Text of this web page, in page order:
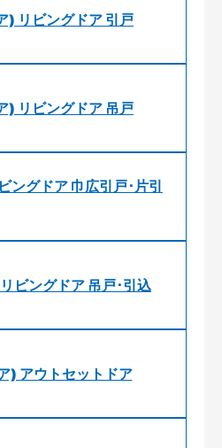
リビングドア 引戸
リビングドア 吊戸
ングドア 巾広引戸･片引
ビングドア 吊戸･引込
) アウトセットドア